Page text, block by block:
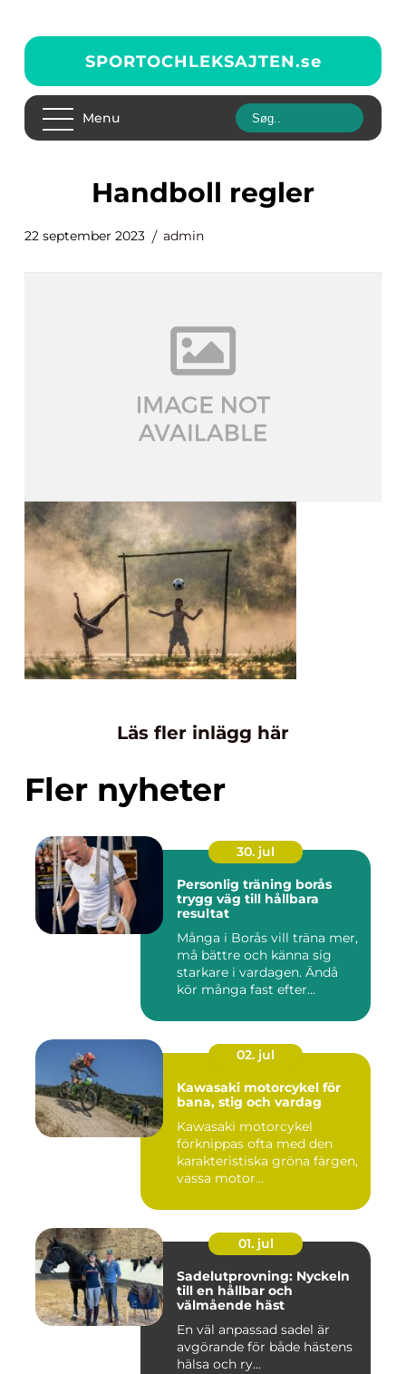
SPORTOCHLEKSAJTEN.se
Menu
handboll regler
22 september 2023 admin
Läs fler inlägg här
Fler nyheter
30. jul
Personlig träning borås
trygg väg till hållbara
resultat
Många i Borås vill träna mer,
må bättre och känna sig
starkare i vardagen. Ändå
kör många fast efter...
02. jul
Kawasaki motorcykel för
bana, stig och vardag
Kawasaki motorcykel
förknippas ofta med den
karakteristiska gröna färgen,
vassa motor...
01. jul
Sadelutprovning: Nyckeln
till en hållbar och
välmående häst
En väl anpassad sadel är
avgörande för både hästens
hälsa och ry...